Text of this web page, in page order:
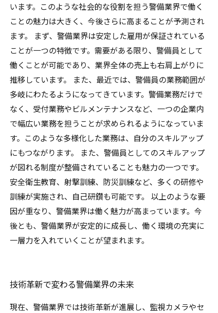
います。このような社会的な役割を担う警備業界で働く
ことの魅力は大きく、今後さらに高まることが予測され
ます。 まず、警備業界は安定した雇用が保証されている
ことが一つの特徴です。需要がある限り、警備員として
働くことが可能であり、業界全体の売上も右肩上がりに
推移しています。 また、最近では、警備員の業務範囲が
多岐にわたるようになってきています。警備業務だけで
なく、受付業務やビルメンテナンスなど、一つの企業内
で幅広い業務を担うことが求められるようになっていま
す。このような多様化した業務は、自分のスキルアップ
にもつながります。 また、警備員としてのスキルアップ
が図れる制度が整備されていることも魅力の一つです。
安全衛生教育、射撃訓練、防災訓練など、多くの研修や
訓練が実施され、自己研鑽も可能です。 以上のような要
因が重なり、警備業界は働く魅力が高まっています。今
後とも、警備業界が安定的に成長し、働く環境の充実に
一層力を入れていくことが望まれます。
技術革新で変わる警備業界の未来
現在、警備業界では技術革新が進展し、監視カメラやセ